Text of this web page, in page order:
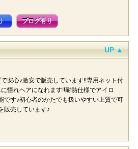
ブログ有り
UP ▲
安心♪激安で販売しています!!専用ネット付
憧れヘアになれます!!耐熱仕様でアイロ
です♪初心者のかたでも扱いやすい上質で可
販売しています♪